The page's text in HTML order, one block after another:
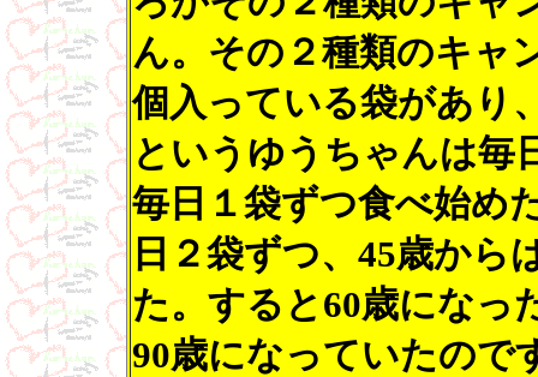
ん。その２種類のキャ
個入っている袋があり
というゆうちゃんは毎
毎日１袋ずつ食べ始め
日２袋ずつ、45歳から
た。すると60歳になっ
90歳になっていたので